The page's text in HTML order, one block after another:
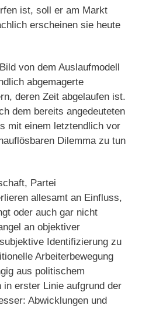
ist, soll er am Markt
erscheinen sie heute
von dem Auslaufmodell
abgemagerte
deren Zeit abgelaufen ist.
dem bereits angedeuteten
mit einem letztendlich vor
Dilemma zu tun
Partei
allesamt an Einfluss,
oder auch gar nicht
an objektiver
Identifizierung zu
Arbeiterbewegung
aus politischem
in erster Linie aufgrund der
Abwicklungen und